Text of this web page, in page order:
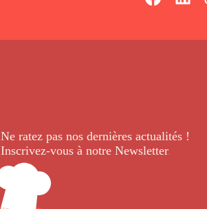
Ne ratez pas nos dernièresactualités !
Inscrivez-vous à notre Newsletter.